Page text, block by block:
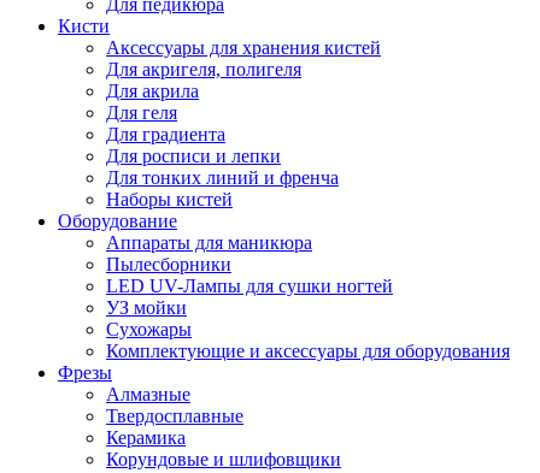
Для педикюра
Кисти
Аксессуары для хранения кистей
Для акригеля, полигеля
Для акрила
Для геля
Для градиента
Для росписи и лепки
Для тонких линий и френча
Наборы кистей
Оборудование
Аппараты для маникюра
Пылесборники
LED UV-Лампы для сушки ногтей
УЗ мойки
Сухожары
Комплектующие и аксессуары для оборудования
Фрезы
Алмазные
Твердосплавные
Керамика
Корундовые и шлифовщики